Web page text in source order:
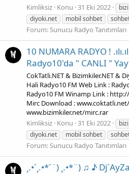
Kimliksiz Konu 31 Eki 2022
diyoki.net
mobil sohbet
Forum:Sunucu Radyo Tanıtımları
10 NUMARA RADYO !
Radyo10'da " CANLI "
CokTatli.NET & Bizimkiler.NET &
Hali Radyo10 FM Web Link :
Radyo10 FM Winamp Link :
Mirc Download :
www.bizimkiler.net/mirc.rar
Kimliksiz Konu 31 Eki 2022
diyoki.net
mobil sohbet
Forum:Sunucu Radyo Tanıtımları
¸.•´¸.•*´¨) ¸.•*¨) ♫ ♪